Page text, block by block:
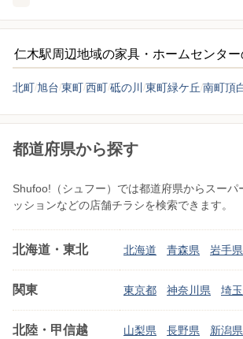
仁木駅周辺地域の家具・ホームセンタ
北町旭台 東町西町砥の川 東町緑ケ丘 南町頂
都道府県から探す
Shufoo!（シュフー）では都道府県からスー
ッションなどの店舗チラシを検索できます。
北海道・東北 北海道 青森県 岩手県
関東 東京都 神奈川県 埼
北陸・甲信越 山梨県 長野県 新潟県